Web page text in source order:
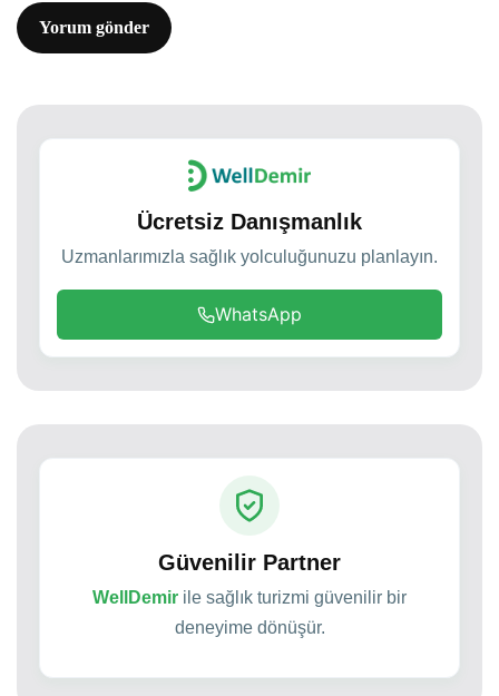
Ücretsiz Danışmanlık
Uzmanlarımızla sağlık yolculuğunuzu planlayın.
WhatsApp
Güvenilir Partner
WellDemir ile sağlık turizmi güvenilir bir
deneyime dönüşür.